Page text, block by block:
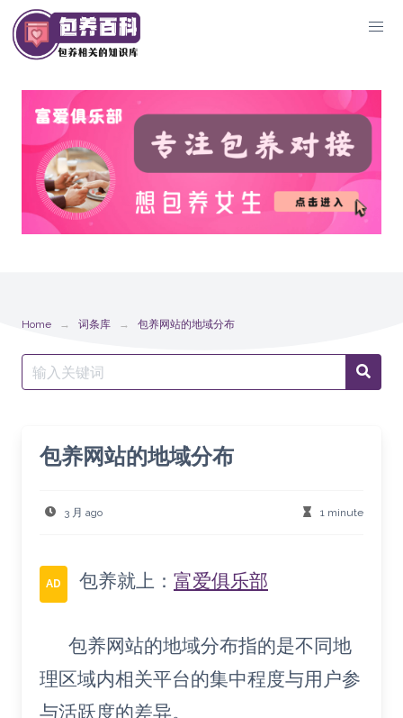
Skip
to
content
Home 词条库 包养网站的地域分布
Search
for:
包养网站的地域分布
3 月 ago 1 minute
AD 包养就上： 富爱俱乐部
包养网站的地域分布指的是不同地
理区域内相关平台的集中程度与用户参
与活跃度的差异。